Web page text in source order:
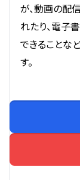
が、動画の配
れたり、電子
できることな
す。